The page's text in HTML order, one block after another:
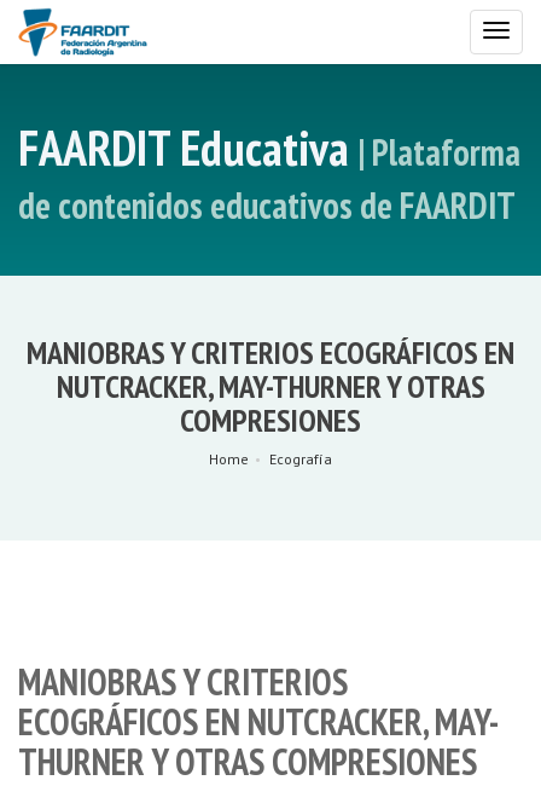
Toggle
FAARDIT Educativa | Plataforma
de contenidos educativos de FAARDIT
MANIOBRAS Y CRITERIOS ECOGRÁFICOS EN
NUTCRACKER, MAY-THURNER Y OTRAS
COMPRESIONES
Home Ecografía
MANIOBRAS Y CRITERIOS
ECOGRÁFICOS EN NUTCRACKER, MAY-
THURNER Y OTRAS COMPRESIONES